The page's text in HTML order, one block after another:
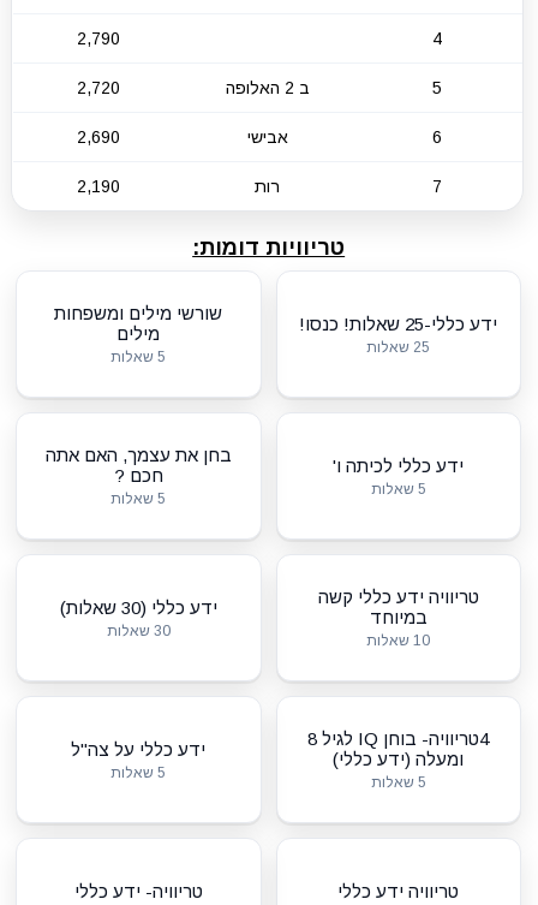
4
2,790
5 ב 2 האלופה 2,720
6 אבישי 2,690
7 רות 2,190
טריוויות דומות:
ידע כללי-25 שאלות! כנסו!
25 שאלות
שורשי מילים ומשפחות
מילים
5 שאלות
ידע כללי לכיתה ו'
5 שאלות
בחן את עצמך, האם אתה
חכם ?
5 שאלות
טריוויה ידע כללי קשה
במיוחד
10 שאלות
ידע כללי (30 שאלות)
30 שאלות
4טריוויה- בוחן IQ לגיל 8
ומעלה (ידע כללי)
5 שאלות
ידע כללי על צה"ל
5 שאלות
טריוויה ידע כללי טריוויה- ידע כללי